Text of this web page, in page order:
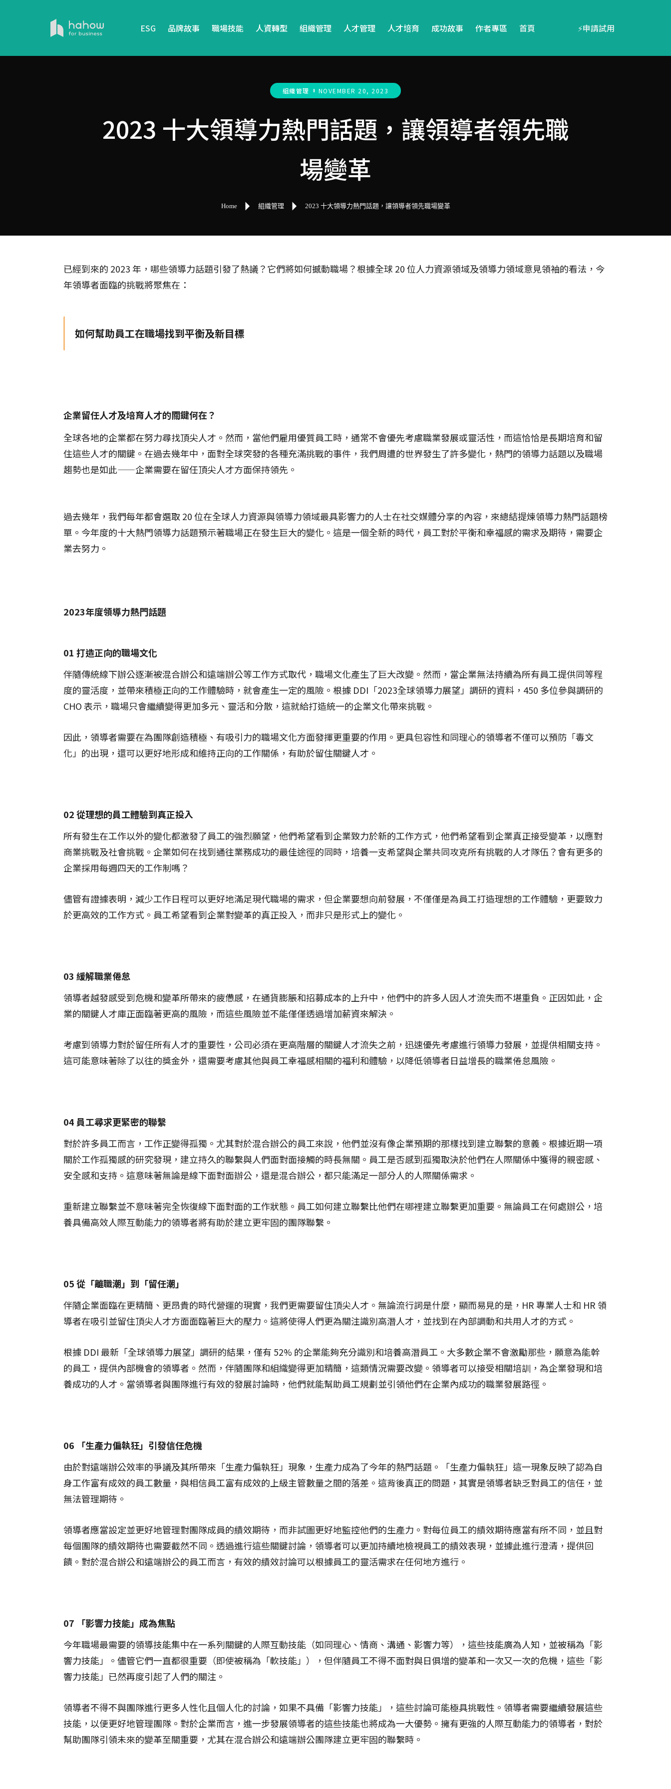
ESG 品牌故事 職場技能 人資轉型 組織管理 人才管理 人才培育 成功故事 作者專區 首頁 ⚡️申請試用
組織管理 NOVEMBER 20, 2023
2023 十大領導力熱門話題，讓領導者領先職
場變革
Home 組織管理 2023 十大領導力熱門話題，讓領導者領先職場變革
已經到來的 2023 年，哪些領導力話題引發了熱議？它們將如何撼動職場？根據全球 20 位人力資源領域及領導力領域意見領袖的看法，今
年領導者面臨的挑戰將聚焦在：
如何幫助員工在職場找到平衡及新目標
企業留任人才及培育人才的關鍵何在？
全球各地的企業都在努力尋找頂尖人才。然而，當他們雇用優質員工時，通常不會優先考慮職業發展或靈活性，而這恰恰是長期培育和留
住這些人才的關鍵。在過去幾年中，面對全球突發的各種充滿挑戰的事件，我們周遭的世界發生了許多變化，熱門的領導力話題以及職場
趨勢也是如此——企業需要在留任頂尖人才方面保持領先。
過去幾年，我們每年都會選取 20 位在全球人力資源與領導力領域最具影響力的人士在社交媒體分享的內容，來總結提煉領導力熱門話題榜
單。今年度的十大熱門領導力話題預示著職場正在發生巨大的變化。這是一個全新的時代，員工對於平衡和幸福感的需求及期待，需要企
業去努力。
2023年度領導力熱門話題
01 打造正向的職場文化
伴隨傳統線下辦公逐漸被混合辦公和遠端辦公等工作方式取代，職場文化產生了巨大改變。然而，當企業無法持續為所有員工提供同等程
度的靈活度，並帶來積極正向的工作體驗時，就會產生一定的風險。根據 DDI「2023全球領導力展望」調研的資料，450 多位參與調研的
CHO 表示，職場只會繼續變得更加多元、靈活和分散，這就給打造統一的企業文化帶來挑戰。
因此，領導者需要在為團隊創造積極、有吸引力的職場文化方面發揮更重要的作用。更具包容性和同理心的領導者不僅可以預防「毒文
化」的出現，還可以更好地形成和維持正向的工作關係，有助於留住關鍵人才。
02 從理想的員工體驗到真正投入
所有發生在工作以外的變化都激發了員工的強烈願望，他們希望看到企業致力於新的工作方式，他們希望看到企業真正接受變革，以應對
商業挑戰及社會挑戰。企業如何在找到通往業務成功的最佳途徑的同時，培養一支希望與企業共同攻克所有挑戰的人才隊伍？會有更多的
企業採用每週四天的工作制嗎？
儘管有證據表明，減少工作日程可以更好地滿足現代職場的需求，但企業要想向前發展，不僅僅是為員工打造理想的工作體驗，更要致力
於更高效的工作方式。員工希望看到企業對變革的真正投入，而非只是形式上的變化。
03 緩解職業倦怠
領導者越發感受到危機和變革所帶來的疲憊感，在通貨膨脹和招募成本的上升中，他們中的許多人因人才流失而不堪重負。正因如此，企
業的關鍵人才庫正面臨著更高的風險，而這些風險並不能僅僅透過增加薪資來解決。
考慮到領導力對於留任所有人才的重要性，公司必須在更高階層的關鍵人才流失之前，迅速優先考慮進行領導力發展，並提供相關支持。
這可能意味著除了以往的獎金外，還需要考慮其他與員工幸福感相關的福利和體驗，以降低領導者日益增長的職業倦怠風險。
04 員工尋求更緊密的聯繫
對於許多員工而言，工作正變得孤獨。尤其對於混合辦公的員工來說，他們並沒有像企業預期的那樣找到建立聯繫的意義。根據近期一項
關於工作孤獨感的研究發現，建立持久的聯繫與人們面對面接觸的時長無關。員工是否感到孤獨取決於他們在人際關係中獲得的親密感、
安全感和支持。這意味著無論是線下面對面辦公，還是混合辦公，都只能滿足一部分人的人際關係需求。
重新建立聯繫並不意味著完全恢復線下面對面的工作狀態。員工如何建立聯繫比他們在哪裡建立聯繫更加重要。無論員工在何處辦公，培
養具備高效人際互動能力的領導者將有助於建立更牢固的團隊聯繫。
05 從「離職潮」到「留任潮」
伴隨企業面臨在更精簡、更昂貴的時代營運的現實，我們更需要留住頂尖人才。無論流行詞是什麼，顯而易見的是，HR 專業人士和 HR 領
導者在吸引並留住頂尖人才方面面臨著巨大的壓力。這將使得人們更為關注識別高潛人才，並找到在內部調動和共用人才的方式。
根據 DDI 最新「全球領導力展望」調研的結果，僅有 52% 的企業能夠充分識別和培養高潛員工。大多數企業不會激勵那些，願意為能幹
的員工，提供內部機會的領導者。然而，伴隨團隊和組織變得更加精簡，這類情況需要改變。領導者可以接受相關培訓，為企業發現和培
養成功的人才。當領導者與團隊進行有效的發展討論時，他們就能幫助員工規劃並引領他們在企業內成功的職業發展路徑。
06 「生產力偏執狂」引發信任危機
由於對遠端辦公效率的爭議及其所帶來「生產力偏執狂」現象，生產力成為了今年的熱門話題。「生產力偏執狂」這一現象反映了認為自
身工作富有成效的員工數量，與相信員工富有成效的上級主管數量之間的落差。這背後真正的問題，其實是領導者缺乏對員工的信任，並
無法管理期待。
領導者應當設定並更好地管理對團隊成員的績效期待，而非試圖更好地監控他們的生產力。對每位員工的績效期待應當有所不同，並且對
每個團隊的績效期待也需要截然不同。透過進行這些關鍵討論，領導者可以更加持續地檢視員工的績效表現，並據此進行澄清，提供回
饋。對於混合辦公和遠端辦公的員工而言，有效的績效討論可以根據員工的靈活需求在任何地方進行。
07 「影響力技能」成為焦點
今年職場最需要的領導技能集中在一系列關鍵的人際互動技能（如同理心、情商、溝通、影響力等），這些技能廣為人知，並被稱為「影
響力技能」。儘管它們一直都很重要（即使被稱為「軟技能」），但伴隨員工不得不面對與日俱增的變革和一次又一次的危機，這些「影
響力技能」已然再度引起了人們的關注。
領導者不得不與團隊進行更多人性化且個人化的討論，如果不具備「影響力技能」，這些討論可能極具挑戰性。領導者需要繼續發展這些
技能，以便更好地管理團隊。對於企業而言，進一步發展領導者的這些技能也將成為一大優勢。擁有更強的人際互動能力的領導者，對於
幫助團隊引領未來的變革至關重要，尤其在混合辦公和遠端辦公團隊建立更牢固的聯繫時。